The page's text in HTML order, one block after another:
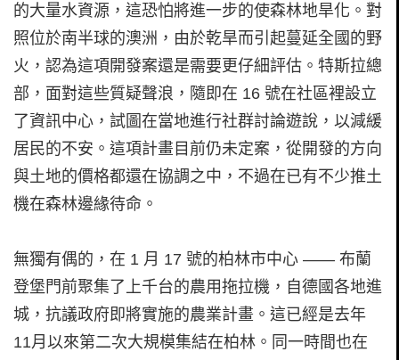
的大量水資源，這恐怕將進一步的使森林地旱化。對
照位於南半球的澳洲，由於乾旱而引起蔓延全國的野
火，認為這項開發案還是需要更仔細評估。特斯拉總
部，面對這些質疑聲浪，隨即在 16 號在社區裡設立
了資訊中心，試圖在當地進行社群討論遊說，以減緩
居民的不安。這項計畫目前仍未定案，從開發的方向
與土地的價格都還在協調之中，不過在已有不少推土
機在森林邊緣待命。
無獨有偶的，在 1 月 17 號的柏林市中心 —— 布蘭
登堡門前聚集了上千台的農用拖拉機，自德國各地進
城，抗議政府即將實施的農業計畫。這已經是去年
11月以來第二次大規模集結在柏林。同一時間也在